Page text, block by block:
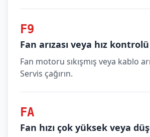
F9
Fan arızası veya hız
Fan motoru sıkışmış veya kablo
Servis çağırın.
FA
Fan hızı çok yüksek veya